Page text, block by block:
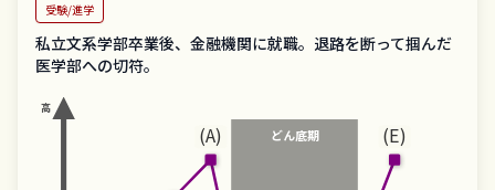
受験/進学
私立文系学部卒業後、金融機関に就職。退路を断って掴んだ
医学部への切符。
高
どん底期
(A) (E)